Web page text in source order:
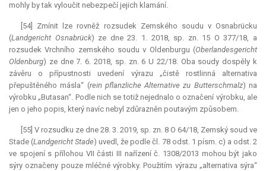
mohly by tak vyloučit nebezpečí jejich klamání.
[54] Zmínit lze rovněž rozsudek Zemského soudu v Osnabrücku
(Landgericht Osnabrück) ze dne 23. 1. 2018, sp. zn. 15 O 377/18, a
rozsudek Vrchního zemského soudu v Oldenburgu (Oberlandesgericht
Oldenburg) ze dne 7. 6. 2018, sp. zn. 6 U 22/18. Oba soudy dospěly k
závěru o přípustnosti uvedení výrazu „čistě rostlinná alternativa
přepuštěného másla“ (rein pflanzliche Alternative zu Butterschmalz) na
výrobku „Butasan“. Podle nich se totiž nejednalo o označení výrobku, ale
jen o jeho popis, který navíc nebyl zdůrazněn poutavým způsobem.
[55] V rozsudku ze dne 28. 3. 2019, sp. zn. 8 O 64/18, Zemský soud ve
Stade (Landgericht Stade) uvedl, že podle čl. 78 odst. 1 písm. c) a odst. 2
ve spojení s přílohou VII části III nařízení č. 1308/2013 mohou být jako
sýry označeny pouze mléčné výrobky. Použitím výrazu „alternativa sýra“